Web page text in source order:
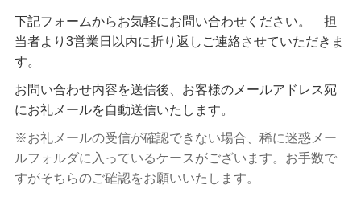
下記フォームからお気軽にお問い合わせください。 担
当者より3営業日以内に折り返しご連絡させていただきま
す。
お問い合わせ内容を送信後、お客様のメールアドレス宛
にお礼メールを自動送信いたします。
※お礼メールの受信が確認できない場合、稀に迷惑メー
ルフォルダに入っているケースがございます。お手数で
すがそちらのご確認をお願いいたします。